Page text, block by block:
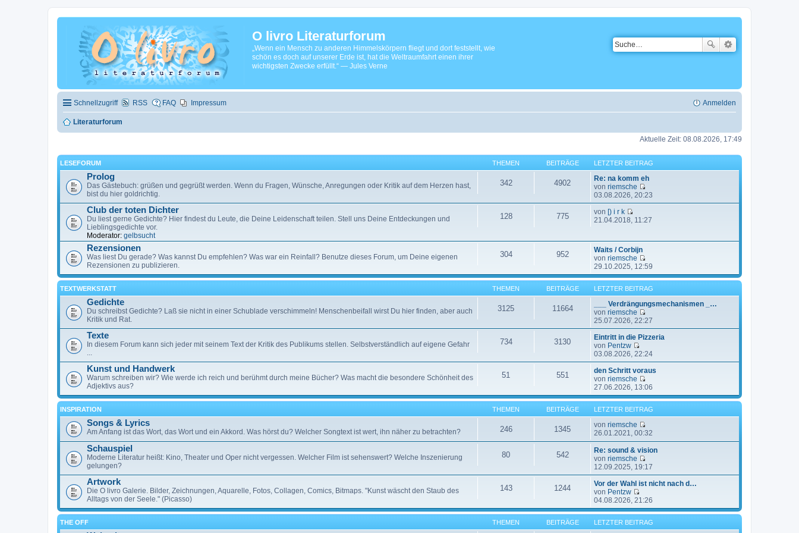
O livro Literaturforum
„Wenn ein Mensch zu anderen Himmelskörpern fliegt und dort feststellt, wie
schön es doch auf unserer Erde ist, hat die Weltraumfahrt einen ihrer
wichtigsten Zwecke erfüllt.“ — Jules Verne
Schnellzugriff RSS FAQ Impressum Anmelden
Literaturforum
Aktuelle Zeit: 08.08.2026, 17:49
LESEFORUM THEMEN BEITRÄGE LETZTER BEITRAG
Prolog
Das Gästebuch: grüßen und gegrüßt werden. Wenn du Fragen, Wünsche, Anregungen oder Kritik auf dem Herzen hast,
bist du hier goldrichtig.
342 4902
Re: na komm eh
von riemsche
N
e
e
e
e
i
t
r
a
g
03.08.2026, 20:23
Club der toten Dichter
Du liest gerne Gedichte? Hier findest du Leute, die Deine Leidenschaft teilen. Stell uns Deine Entdeckungen und
Lieblingsgedichte vor.
Moderator: gelbsucht
128 775 von [) i r k
N
e
s
t
e
r
B
e
i
t
r
a
g
21.04.2018, 11:27
Rezensionen
Was liest Du gerade? Was kannst Du empfehlen? Was war ein Reinfall? Benutze dieses Forum, um Deine eigenen
Rezensionen zu publizieren.
304 952
Waits / Corbijn
von riemsche
N
e
u
e
s
t
r
B
e
t
r
a
29.10.2025, 12:59
TEXTWERKSTATT THEMEN BEITRÄGE LETZTER BEITRAG
Gedichte
Du schreibst Gedichte? Laß sie nicht in einer Schublade verschimmeln! Menschenbeifall wirst Du hier finden, aber auch
Kritik und Rat.
3125 11664
___ Verdrängungsmechanismen _…
von riemsche
N
e
u
s
t
e
B
e
i
t
r
g
25.07.2026, 22:27
Texte
In diesem Forum kann sich jeder mit seinem Text der Kritik des Publikums stellen. Selbstverständlich auf eigene Gefahr
...
734 3130
Eintritt in die Pizzeria
von Pentzw
N
e
u
e
s
t
e
r
B
e
i
t
r
a
g
03.08.2026, 22:24
Kunst und Handwerk
Warum schreiben wir? Wie werde ich reich und berühmt durch meine Bücher? Was macht die besondere Schönheit des
Adjektivs aus?
51 551
den Schritt voraus
von riemsche
N
e
u
e
s
e
r
B
i
t
r
g
27.06.2026, 13:06
INSPIRATION THEMEN BEITRÄGE LETZTER BEITRAG
Songs & Lyrics
Am Anfang ist das Wort, das Wort und ein Akkord. Was hörst du? Welcher Songtext ist wert, ihn näher zu betrachten? 246 1345 von riemsche
N
e
u
s
t
e
B
e
i
t
r
26.01.2021, 00:32
Schauspiel
Moderne Literatur heißt: Kino, Theater und Oper nicht vergessen. Welcher Film ist sehenswert? Welche Inszenierung
gelungen?
80 542
Re: sound & vision
von riemsche
N
e
u
s
t
e
r
12.09.2025, 19:17
Artwork
Die O livro Galerie. Bilder, Zeichnungen, Aquarelle, Fotos, Collagen, Comics, Bitmaps. "Kunst wäscht den Staub des
Alltags von der Seele." (Picasso)
143 1244
Vor der Wahl ist nicht nach d…
von Pentzw
N
e
u
e
04.08.2026, 21:26
THE OFF THEMEN BEITRÄGE LETZTER BEITRAG